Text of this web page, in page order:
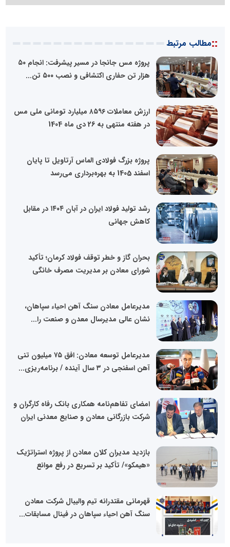
::مطالب مرتبط
پروژه مس جانجا در مسیر پیشرفت: انجام ۵۰
هزار تن حفاری اکتشافی و نصب ۵۰۰ تن...
ارزش معاملات ۸۵۹۶ میلیارد تومانی ملی مس
در هفته منتهی به 26 دی ماه 1404
پروژه بزرگ فولادی الماس آرتاویل تا پایان
اسفند 1405 به بهره‌برداری می‌رسد
رشد تولید فولاد ایران در آبان ۱۴۰۴ در مقابل
کاهش جهانی
بحران گاز و خطر توقف فولاد کرمان؛ تأکید
شورای معادن بر مدیریت مصرف خانگی
مدیرعامل معادن سنگ آهن احیاء سپاهان،
نشان عالی مدیرسال معدن و صنعت را...
مدیرعامل توسعه معادن: افق ۷۵ میلیون تنی
آهن اسفنجی در ۳ سال آینده / برنامه‌ریزی...
امضای تفاهم‌نامه همکاری بانک رفاه کارگران و
شرکت بازرگانی معادن و صنایع معدنی ایران
بازدید مدیران کلان معادن از پروژه استراتژیک
«هیمکو»/ تأکید بر تسریع در رفع موانع
قهرمانی مقتدرانه تیم والیبال شرکت معادن
سنگ آهن احیاء سپاهان در فینال مسابقات...